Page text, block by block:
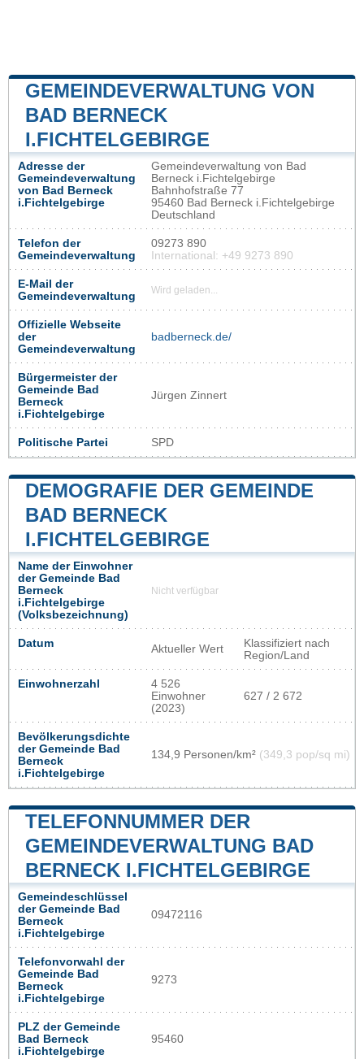
GEMEINDEVERWALTUNG VON
BAD BERNECK
I.FICHTELGEBIRGE
Adresse der
Gemeindeverwaltung
von Bad Berneck
i.Fichtelgebirge
Gemeindeverwaltung von Bad
Berneck i.Fichtelgebirge
Bahnhofstraße 77
95460 Bad Berneck i.Fichtelgebirge
Deutschland
Telefon der
Gemeindeverwaltung
09273 890
International: +49 9273 890
E-Mail der
Gemeindeverwaltung
Wird geladen...
Offizielle Webseite
der
Gemeindeverwaltung
badberneck.de/
Bürgermeister der
Gemeinde Bad
Berneck
i.Fichtelgebirge
Jürgen Zinnert
Politische Partei SPD
DEMOGRAFIE DER GEMEINDE
BAD BERNECK
I.FICHTELGEBIRGE
Name der Einwohner
der Gemeinde Bad
Berneck
i.Fichtelgebirge
(Volksbezeichnung)
Nicht verfügbar
Datum Aktueller Wert
Klassifiziert nach
Region/Land
Einwohnerzahl
4 526
Einwohner
(2023)
627 / 2 672
Bevölkerungsdichte
der Gemeinde Bad
Berneck
i.Fichtelgebirge
134,9 Personen/km² (349,3 pop/sq mi)
TELEFONNUMMER DER
GEMEINDEVERWALTUNG BAD
BERNECK I.FICHTELGEBIRGE
Gemeindeschlüssel
der Gemeinde Bad
Berneck
i.Fichtelgebirge
09472116
Telefonvorwahl der
Gemeinde Bad
Berneck
i.Fichtelgebirge
9273
PLZ der Gemeinde
Bad Berneck
i.Fichtelgebirge
95460